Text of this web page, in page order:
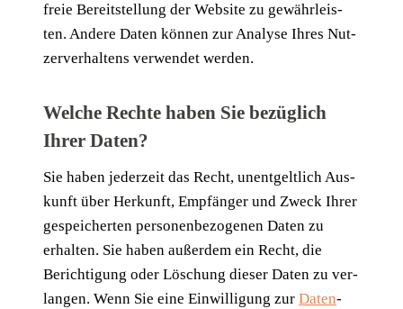
freie Bereit­stel­lung der Web­site zu gewähr­leis­
ten. Ande­re Daten kön­nen zur Ana­ly­se Ihres Nut­
zer­ver­hal­tens ver­wen­det werden.
Welche Rechte haben Sie bezüglich
Ihrer Daten?
Sie haben jeder­zeit das Recht, unent­gelt­lich Aus­
kunft über Her­kunft, Emp­fän­ger und Zweck Ihrer
gespei­cher­ten per­so­nen­be­zo­ge­nen Daten zu
erhal­ten. Sie haben außer­dem ein Recht, die
Berich­ti­gung oder Löschung die­ser Daten zu ver­
lan­gen. Wenn Sie eine Ein­wil­li­gung zur Daten­